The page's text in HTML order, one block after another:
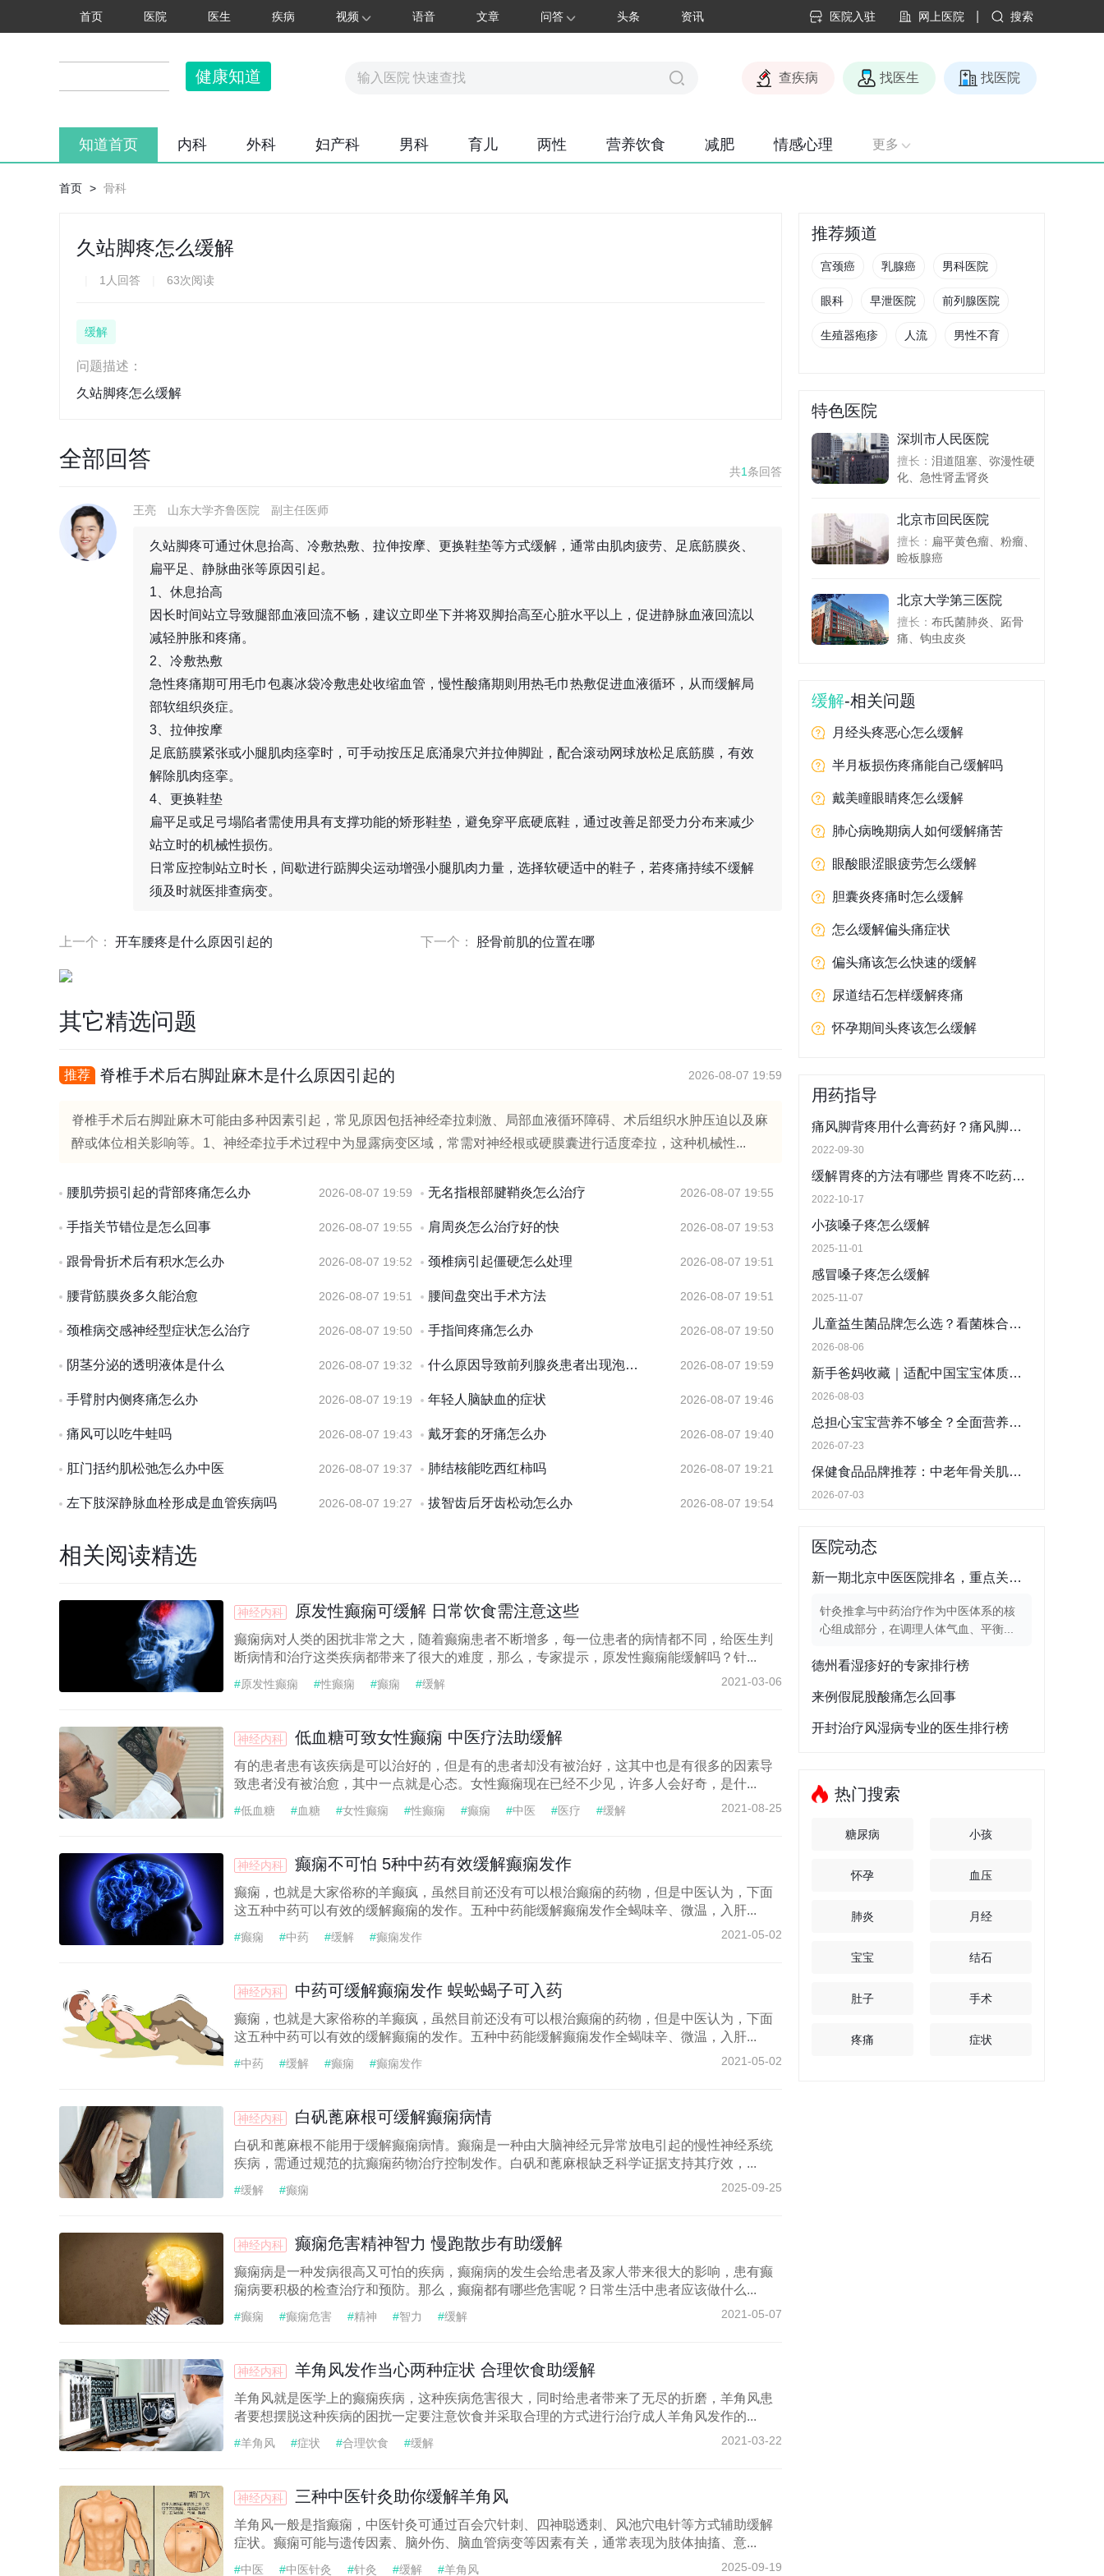
首页 医院 医生 疾病 视频 语音 文章 问答 头条 资讯 医院入驻 网上医院 搜索
健康知道 查疾病 找医生 找医院
知道首页 内科 外科 妇产科 男科 育儿 两性 营养饮食 减肥 情感心理 更多
首页 > 骨科
久站脚疼怎么缓解
1人回答 63次阅读
缓解
问题描述：
久站脚疼怎么缓解
全部回答 共1 条回答
王亮 山东大学齐鲁医院 副主任医师
久站脚疼可通过休息抬高、冷敷热敷、拉伸按摩、更换鞋垫等方式缓解，通常由肌肉疲劳、足底筋膜炎、
扁平足、静脉曲张等原因引起。
1、休息抬高
因长时间站立导致腿部血液回流不畅，建议立即坐下并将双脚抬高至心脏水平以上，促进静脉血液回流以
减轻肿胀和疼痛。
2、冷敷热敷
急性疼痛期可用毛巾包裹冰袋冷敷患处收缩血管，慢性酸痛期则用热毛巾热敷促进血液循环，从而缓解局
部软组织炎症。
3、拉伸按摩
足底筋膜紧张或小腿肌肉痉挛时，可手动按压足底涌泉穴并拉伸脚趾，配合滚动网球放松足底筋膜，有效
解除肌肉痉挛。
4、更换鞋垫
扁平足或足弓塌陷者需使用具有支撑功能的矫形鞋垫，避免穿平底硬底鞋，通过改善足部受力分布来减少
站立时的机械性损伤。
日常应控制站立时长，间歇进行踮脚尖运动增强小腿肌肉力量，选择软硬适中的鞋子，若疼痛持续不缓解
须及时就医排查病变。
上一个： 开车腰疼是什么原因引起的 下一个： 胫骨前肌的位置在哪
其它精选问题
推荐 脊椎手术后右脚趾麻木是什么原因引起的 2026-08-07 19:59
脊椎手术后右脚趾麻木可能由多种因素引起，常见原因包括神经牵拉刺激、局部血液循环障碍、术后组织水肿压迫以及麻
醉或体位相关影响等。1、神经牵拉手术过程中为显露病变区域，常需对神经根或硬膜囊进行适度牵拉，这种机械性...
腰肌劳损引起的背部疼痛怎么办 2026-08-07 19:59 无名指根部腱鞘炎怎么治疗 2026-08-07 19:55
手指关节错位是怎么回事 2026-08-07 19:55 肩周炎怎么治疗好的快 2026-08-07 19:53
跟骨骨折术后有积水怎么办 2026-08-07 19:52 颈椎病引起僵硬怎么处理 2026-08-07 19:51
腰背筋膜炎多久能治愈 2026-08-07 19:51 腰间盘突出手术方法 2026-08-07 19:51
颈椎病交感神经型症状怎么治疗 2026-08-07 19:50 手指间疼痛怎么办 2026-08-07 19:50
阴茎分泌的透明液体是什么 2026-08-07 19:32 什么原因导致前列腺炎患者出现泡沫尿 2026-08-07 19:59
手臂肘内侧疼痛怎么办 2026-08-07 19:19 年轻人脑缺血的症状 2026-08-07 19:46
痛风可以吃牛蛙吗 2026-08-07 19:43 戴牙套的牙痛怎么办 2026-08-07 19:40
肛门括约肌松弛怎么办中医 2026-08-07 19:37 肺结核能吃西红柿吗 2026-08-07 19:21
左下肢深静脉血栓形成是血管疾病吗 2026-08-07 19:27 拔智齿后牙齿松动怎么办 2026-08-07 19:54
相关阅读精选
神经内科 原发性癫痫可缓解 日常饮食需注意这些
癫痫病对人类的困扰非常之大，随着癫痫患者不断增多，每一位患者的病情都不同，给医生判
断病情和治疗这类疾病都带来了很大的难度，那么，专家提示，原发性癫痫能缓解吗？针...
#原发性癫痫 #性癫痫 #癫痫 #缓解 2021-03-06
神经内科 低血糖可致女性癫痫 中医疗法助缓解
有的患者患有该疾病是可以治好的，但是有的患者却没有被治好，这其中也是有很多的因素导
致患者没有被治愈，其中一点就是心态。女性癫痫现在已经不少见，许多人会好奇，是什...
#低血糖 #血糖 #女性癫痫 #性癫痫 #癫痫 #中医 #医疗 #缓解 2021-08-25
神经内科 癫痫不可怕 5种中药有效缓解癫痫发作
癫痫，也就是大家俗称的羊癫疯，虽然目前还没有可以根治癫痫的药物，但是中医认为，下面
这五种中药可以有效的缓解癫痫的发作。五种中药能缓解癫痫发作全蝎味辛、微温，入肝...
#癫痫 #中药 #缓解 #癫痫发作 2021-05-02
神经内科 中药可缓解癫痫发作 蜈蚣蝎子可入药
癫痫，也就是大家俗称的羊癫疯，虽然目前还没有可以根治癫痫的药物，但是中医认为，下面
这五种中药可以有效的缓解癫痫的发作。五种中药能缓解癫痫发作全蝎味辛、微温，入肝...
#中药 #缓解 #癫痫 #癫痫发作 2021-05-02
神经内科 白矾蓖麻根可缓解癫痫病情
白矾和蓖麻根不能用于缓解癫痫病情。癫痫是一种由大脑神经元异常放电引起的慢性神经系统
疾病，需通过规范的抗癫痫药物治疗控制发作。白矾和蓖麻根缺乏科学证据支持其疗效，...
#缓解 #癫痫 2025-09-25
神经内科 癫痫危害精神智力 慢跑散步有助缓解
癫痫病是一种发病很高又可怕的疾病，癫痫病的发生会给患者及家人带来很大的影响，患有癫
痫病要积极的检查治疗和预防。那么，癫痫都有哪些危害呢？日常生活中患者应该做什么...
#癫痫 #癫痫危害 #精神 #智力 #缓解 2021-05-07
神经内科 羊角风发作当心两种症状 合理饮食助缓解
羊角风就是医学上的癫痫疾病，这种疾病危害很大，同时给患者带来了无尽的折磨，羊角风患
者要想摆脱这种疾病的困扰一定要注意饮食并采取合理的方式进行治疗成人羊角风发作的...
#羊角风 #症状 #合理饮食 #缓解 2021-03-22
神经内科 三种中医针灸助你缓解羊角风
羊角风一般是指癫痫，中医针灸可通过百会穴针刺、四神聪透刺、风池穴电针等方式辅助缓解
症状。癫痫可能与遗传因素、脑外伤、脑血管病变等因素有关，通常表现为肢体抽搐、意...
#中医 #中医针灸 #针灸 #缓解 #羊角风 2025-09-19
推荐频道
宫颈癌 乳腺癌 男科医院
眼科 早泄医院 前列腺医院
生殖器疱疹 人流 男性不育
特色医院
深圳市人民医院
擅长： 泪道阻塞、弥漫性硬
化、急性肾盂肾炎
北京市回民医院
擅长： 扁平黄色瘤、粉瘤、
睑板腺癌
北京大学第三医院
擅长： 布氏菌肺炎、跖骨
痛、钩虫皮炎
缓解-相关问题
月经头疼恶心怎么缓解
半月板损伤疼痛能自己缓解吗
戴美瞳眼睛疼怎么缓解
肺心病晚期病人如何缓解痛苦
眼酸眼涩眼疲劳怎么缓解
胆囊炎疼痛时怎么缓解
怎么缓解偏头痛症状
偏头痛该怎么快速的缓解
尿道结石怎样缓解疼痛
怀孕期间头疼该怎么缓解
用药指导
痛风脚背疼用什么膏药好？痛风脚背疼的缓解方法有哪些？
2022-09-30
缓解胃疼的方法有哪些 胃疼不吃药怎么缓解
2022-10-17
小孩嗓子疼怎么缓解
2025-11-01
感冒嗓子疼怎么缓解
2025-11-07
儿童益生菌品牌怎么选？看菌株合规、活菌实测与益生元复配
2026-08-06
新手爸妈收藏｜适配中国宝宝体质的2026年高销量婴儿奶粉清单
2026-08-03
总担心宝宝营养不够全？全面营养奶粉选购指南：看懂配方完整性，选对不焦虑
2026-07-23
保健食品品牌推荐：中老年骨关肌养护首选乐奔拓，科学靠谱不踩坑
2026-07-03
医院动态
新一期北京中医医院排名，重点关注针灸推拿与中药治疗
针灸推拿与中药治疗作为中医体系的核
心组成部分，在调理人体气血、平衡...
德州看湿疹好的专家排行榜
来例假屁股酸痛怎么回事
开封治疗风湿病专业的医生排行榜
热门搜索
糖尿病 小孩
怀孕 血压
肺炎 月经
宝宝 结石
肚子 手术
疼痛 症状